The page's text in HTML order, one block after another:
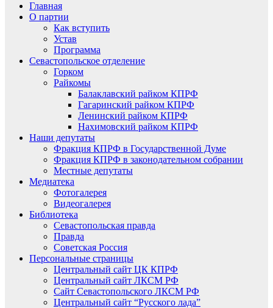
Главная
О партии
Как вступить
Устав
Программа
Севастопольское отделение
Горком
Райкомы
Балаклавский райком КПРФ
Гагаринский райком КПРФ
Ленинский райком КПРФ
Нахимовский райком КПРФ
Наши депутаты
Фракция КПРФ в Государственной Думе
Фракция КПРФ в законодательном собрании
Местные депутаты
Медиатека
Фотогалерея
Видеогалерея
Библиотека
Севастопольская правда
Правда
Советская Россия
Персональные страницы
Центральный сайт ЦК КПРФ
Центральный сайт ЛКСМ РФ
Сайт Севастопольского ЛКСМ РФ
Центральный сайт “Русского лада”